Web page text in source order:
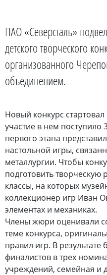
ПАО «Северсталь»
детского творческого
организованного
объединением.
Новый конкурс стартовал
участие в нем поступило
первого этапа
настольной игры,
металлургии. Чтобы
подготовить творческую
классы, на которых
коллекционер игр Иван
элементах и механиках.
Члены жюри оценивали
теме конкурса,
правил игр. В
финалистов в трех
учреждений, семейная и